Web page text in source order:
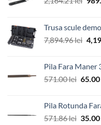
fost:
Trusa scule
7,894.96lei
fost:
Pila Fara Maner
571.00lei Prețul
fost:
65.00
Pila Rotunda
571.86lei Prețul
35.00